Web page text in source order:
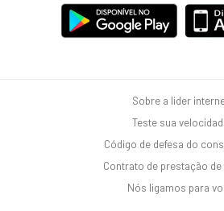
Sobre a lider
Teste sua
Código de defesa do
Contrato de prestação
Nós ligamos para